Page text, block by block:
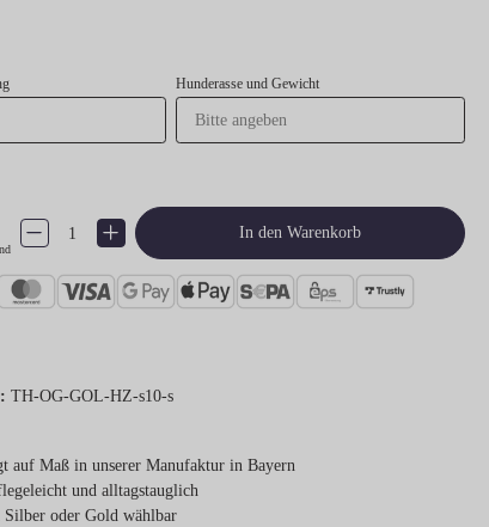
Hunderasse und Gewicht
Produkt Anzahl: Gib den gewünschten Wert ein oder benutze die Schaltflächen
In den Warenkorb
TH-OG-GOL-HZ-s10-s
auf Maß in unserer Manufaktur in Bayern
und alltagstauglich
Silber oder Gold wählbar